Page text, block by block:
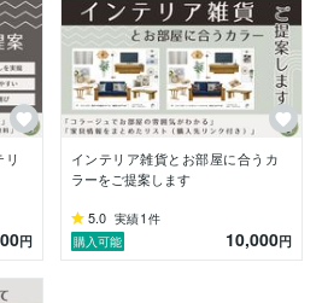
変わっていくもの。
り添いながら、
ごせる空間を作ることが大切だ
に寄り添いながら
暮らせるお部屋づくりをお手伝い
。
円
インテリア雑貨とお部屋に合うカ
ラーをご提案します
5.0 実績1 件
購入可能
10,000円